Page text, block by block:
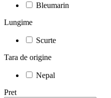
Bleumarin
Lungime
Scurte
Tara de origine
Nepal
Pret